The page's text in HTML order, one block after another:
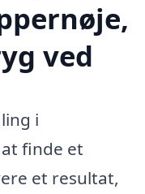
ved
i
finde et
et resultat,